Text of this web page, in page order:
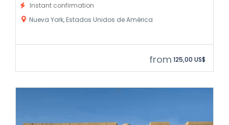
Instant confirmation
Nueva York, Estados Unidos de América
from 125,00 US$